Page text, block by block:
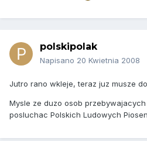
polskipolak
Napisano 20 Kwietnia 2008
Jutro rano wkleje, teraz juz musze
Mysle ze duzo osob
posluchac Polskich Ludowych